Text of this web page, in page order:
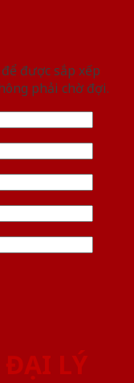
được sắp xếp
phải chờ đợi.
LÝ